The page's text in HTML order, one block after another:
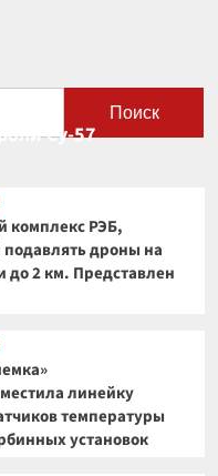
Поиск
Су-57
комплекс РЭБ,
дроны на
до 2 км. Представлен
линейку
температуры
установок